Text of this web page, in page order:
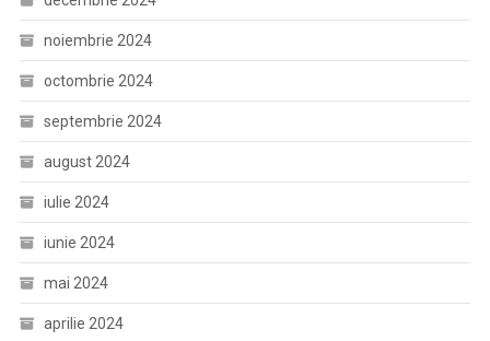
noiembrie 2024
octombrie 2024
septembrie 2024
august 2024
iulie 2024
iunie 2024
mai 2024
aprilie 2024